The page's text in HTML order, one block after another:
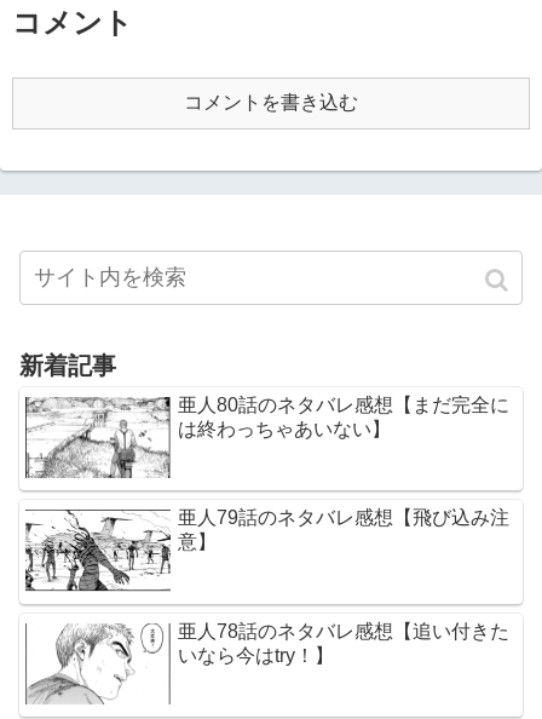
コメント
コメントを書き込む
新着記事
亜人80話のネタバレ感想【まだ完全に
は終わっちゃあいない】
亜人79話のネタバレ感想【飛び込み注
意】
亜人78話のネタバレ感想【追い付きた
いなら今はtry！】